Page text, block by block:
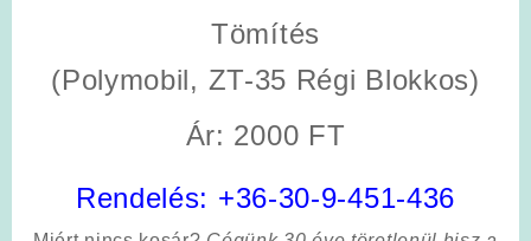
Tömítés
(Polymobil, ZT-35 Régi Blokkos)
Ár: 2000 FT
Rendelés: +36-30-9-451-436